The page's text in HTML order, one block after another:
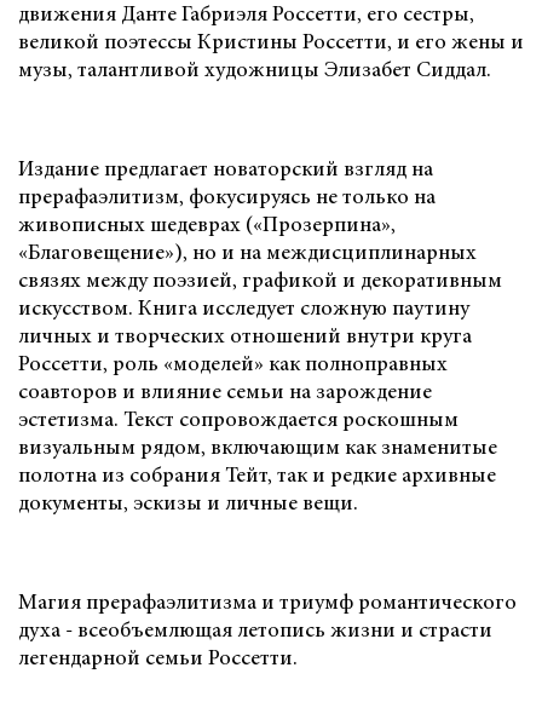
движения Данте Габриэля Россетти, его сестры,
великой поэтессы Кристины Россетти, и его жены и
музы, талантливой художницы Элизабет Сиддал.
Издание предлагает новаторский взгляд на
прерафаэлитизм, фокусируясь не только на
живописных шедеврах («Прозерпина»,
«Благовещение»), но и на междисциплинарных
связях между поэзией, графикой и декоративным
искусством. Книга исследует сложную паутину
личных и творческих отношений внутри круга
Россетти, роль «моделей» как полноправных
соавторов и влияние семьи на зарождение
эстетизма. Текст сопровождается роскошным
визуальным рядом, включающим как знаменитые
полотна из собрания Тейт, так и редкие архивные
документы, эскизы и личные вещи.
Магия прерафаэлитизма и триумф романтического
духа - всеобъемлющая летопись жизни и страсти
легендарной семьи Россетти.